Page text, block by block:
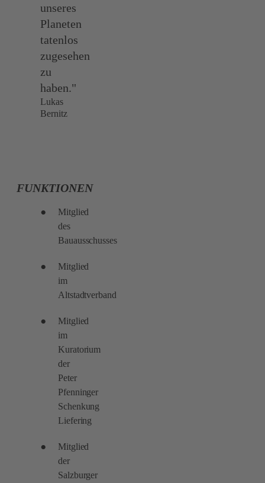
unseres
Planeten
tatenlos
zugesehen
zu
haben."
Lukas
Bernitz
FUNKTIONEN
Mitglied
des
Bauausschusses
Mitglied
im
Altstadtverband
Mitglied
im
Kuratorium
der
Peter
Pfenninger
Schenkung
Liefering
Mitglied
der
Salzburger